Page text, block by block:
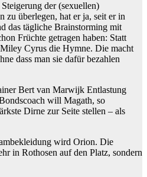
der (sexuellen)
zu überlegen, hat er ja, seit er in
das tägliche Brainstorming mit
Früchte getragen haben: Statt
Cyrus die Hymne. Die macht
dass man sie dafür bezahlen
Bert van Marwijk Entlastung
will Magath, so
Dirne zur Seite stellen – als
wird Orion. Die
in Rothosen auf den Platz, sondern